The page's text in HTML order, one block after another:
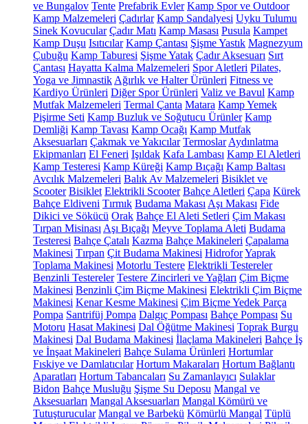
ve Bungalov Tente Prefabrik Evler Kamp Spor ve Outdoor
Kamp Malzemeleri Çadırlar Kamp Sandalyesi Uyku Tulumu
Sinek Kovucular Çadır Matı Kamp Masası Pusula Kampet
Kamp Duşu Isıtıcılar Kamp Çantası Şişme Yastık Magnezyum
Çubuğu Kamp Taburesi Şişme Yatak Çadır Aksesuarı Sırt
Çantası Hayatta Kalma Malzemeleri Spor Aletleri Pilates,
Yoga ve Jimnastik Ağırlık ve Halter Ürünleri Fitness ve
Kardiyo Ürünleri Diğer Spor Ürünleri Valiz ve Bavul Kamp
Mutfak Malzemeleri Termal Çanta Matara Kamp Yemek
Pişirme Seti Kamp Buzluk ve Soğutucu Ürünler Kamp
Demliği Kamp Tavası Kamp Ocağı Kamp Mutfak
Aksesuarları Çakmak ve Yakıcılar Termoslar Aydınlatma
Ekipmanları El Feneri Işıldak Kafa Lambası Kamp El Aletleri
Kamp Testeresi Kamp Küreği Kamp Bıçağı Kamp Baltası
Avcılık Malzemeleri Balık Av Malzemeleri Bisiklet ve
Scooter Bisiklet Elektrikli Scooter Bahçe Aletleri Çapa Kürek
Bahçe Eldiveni Tırmık Budama Makası Aşı Makası Fide
Dikici ve Sökücü Orak Bahçe El Aleti Setleri Çim Makası
Tırpan Misinası Aşı Bıçağı Meyve Toplama Aleti Budama
Testeresi Bahçe Çatalı Kazma Bahçe Makineleri Çapalama
Makinesi Tırpan Çit Budama Makinesi HidroforYaprak
Toplama Makinesi Motorlu Testere Elektrikli Testereler
Benzinli Testereler Testere Zincirleri ve Yağları Çim Biçme
Makinesi Benzinli Çim Biçme Makinesi Elektrikli Çim Biçme
Makinesi Kenar Kesme Makinesi Çim Biçme Yedek Parça
Pompa Santrifüj Pompa Dalgıç Pompası Bahçe Pompası Su
Motoru Hasat Makinesi Dal Öğütme Makinesi Toprak Burgu
Makinesi Dal Budama Makinesi İlaçlama Makineleri Bahçe İş
ve İnşaat Makineleri Bahçe Sulama Ürünleri Hortumlar
Fıskiye ve Damlatıcılar Hortum Makaraları Hortum Bağlantı
Aparatları Hortum Tabancaları Su Zamanlayıcı Sulaklar
Bidon Bahçe Musluğu Şişme Su Deposu Mangal ve
Aksesuarları Mangal Aksesuarları Mangal Kömürü ve
Tutuşturucular Mangal ve Barbekü Kömürlü Mangal Tüplü